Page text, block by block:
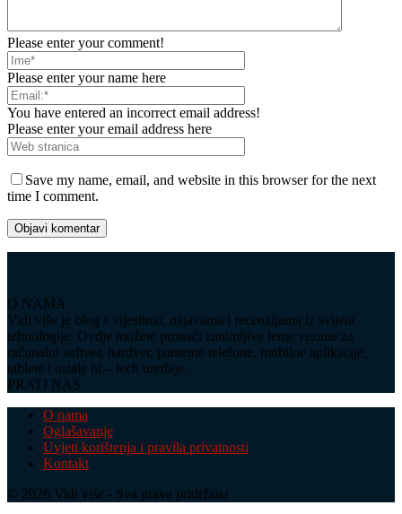
Please enter your comment!
Please enter your name here
You have entered an incorrect email address!
Please enter your email address here
Save my name, email, and website in this browser for the next
time I comment.
O NAMA
Vidi više je blog s vijestima, najavama i recenzijama iz svijeta
tehnologije. Ovdje možete pronaći zanimljive teme vezane za
računalni softver, hardver, pametne telefone, mobilne aplikacije,
tablete i ostale hi – tech uređaje.
PRATI NAS
O nama
Oglašavanje
Uvjeti korištenja i pravila privatnosti
Kontakt
© 2026 Vidi više - Sva prava pridržana